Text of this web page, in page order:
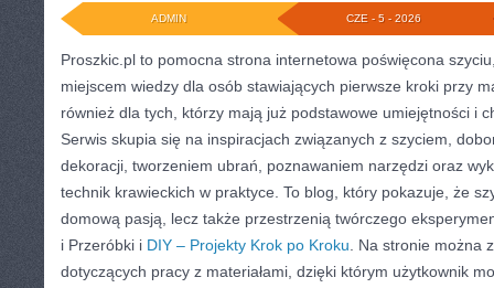
CZE - 5 - 2026
ADMIN
Proszkic.pl to pomocna strona internetowa poświęcona
miejscem wiedzy dla osób stawiających pierwsze kroki przy
również dla tych, którzy mają już podstawowe umiejętności i
Serwis skupia się na inspiracjach związanych z szyciem,
dekoracji, tworzeniem ubrań, poznawaniem narzędzi oraz
technik krawieckich w praktyce. To blog, który pokazuje, że
domową pasją, lecz także przestrzenią twórczego
i Przeróbki i DIY – Projekty Krok po Kroku . Na stronie można
dotyczących pracy z materiałami, dzięki którym użytkownik